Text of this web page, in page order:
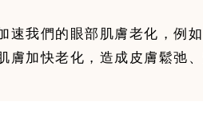
速我們的眼部肌膚老化，例
膚加快老化，造成皮膚鬆弛